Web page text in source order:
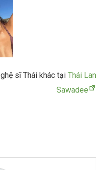
sĩ Thái khác tại Thái Lan
Sawadee